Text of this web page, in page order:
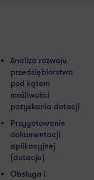
Analiza rozwoju
przedsiębiorstwa
pod kątem
możliwości
pozyskania dotacji
Przygotowanie
dokumentacji
aplikacyjnej
(dotacje)
Obsługa i